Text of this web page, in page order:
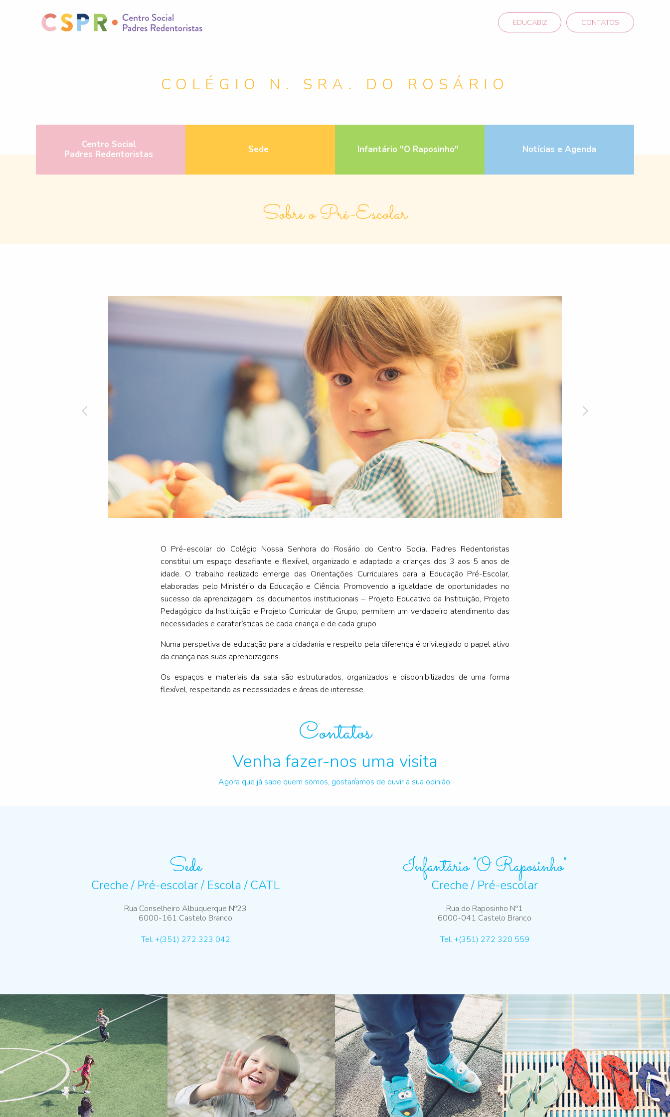
CONTATOS
EDUCABIZ
COLÉGIO N. SRA. DO ROSÁRIO
Centro Social
Padres Redentoristas
Sede Infantário "O Raposinho" Notícias e Agenda
Sobre o Pré-Escolar
O Pré-escolar do Colégio Nossa Senhora do Rosário do Centro Social Padres Redentoristas
constitui um espaço desafiante e flexível, organizado e adaptado a crianças dos 3 aos 5 anos de
idade. O trabalho realizado emerge das Orientações Curriculares para a Educação Pré-Escolar,
elaboradas pelo Ministério da Educação e Ciência. Promovendo a igualdade de oportunidades no
sucesso da aprendizagem, os documentos institucionais – Projeto Educativo da Instituição, Projeto
Pedagógico da Instituição e Projeto Curricular de Grupo, permitem um verdadeiro atendimento das
necessidades e caraterísticas de cada criança e de cada grupo.
Numa perspetiva de educação para a cidadania e respeito pela diferença é privilegiado o papel ativo
da criança nas suas aprendizagens.
Os espaços e materiais da sala são estruturados, organizados e disponibilizados de uma forma
flexível, respeitando as necessidades e áreas de interesse.
Contatos
Venha fazer-nos uma visita
Agora que já sabe quem somos, gostaríamos de ouvir a sua opinião.
Sede
Creche / Pré-escolar / Escola / CATL
Rua Conselheiro Albuquerque Nº23
6000-161 Castelo Branco
Tel. +(351) 272 323 042
Infantário "O Raposinho"
Creche / Pré-escolar
Rua do Raposinho Nº1
6000-041 Castelo Branco
Tel. +(351) 272 320 559